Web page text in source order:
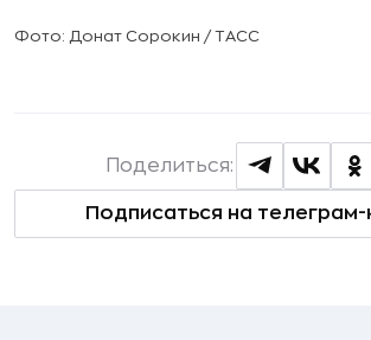
Фото: Донат Сорокин / ТАСС
Подписаться на телеграм-
Поделиться: